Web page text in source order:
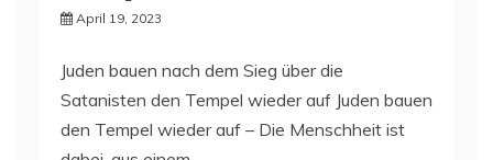
April 19, 2023
Juden bauen nach dem Sieg über die
Satanisten den Tempel wieder auf Juden bauen
den Tempel wieder auf – Die Menschheit ist